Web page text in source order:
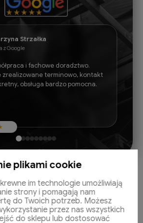
Strzałka
z Google
i fachowe doradztwo.
zrealizowane terminowo, kontakt
obsługa bardzo pomocna.
plikami cookie
im technologie umożliwiają
strony i pomagają nam
do Twoich potrzeb. Możesz
przez nas wszystkich
do sklepu lub dostosować